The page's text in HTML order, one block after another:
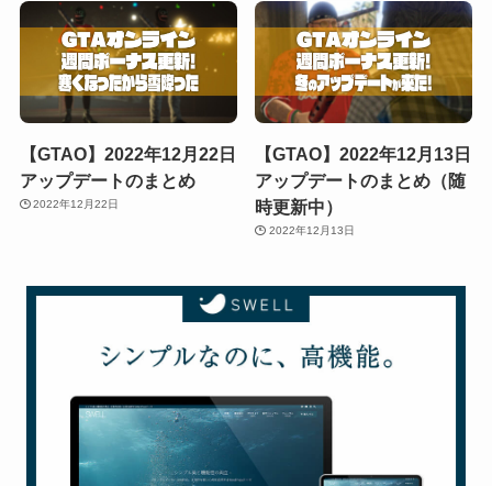
【GTAO】2022年12月22日
アップデートのまとめ
2022年12月22日
【GTAO】2022年12月13日
アップデートのまとめ（随
時更新中）
2022年12月13日